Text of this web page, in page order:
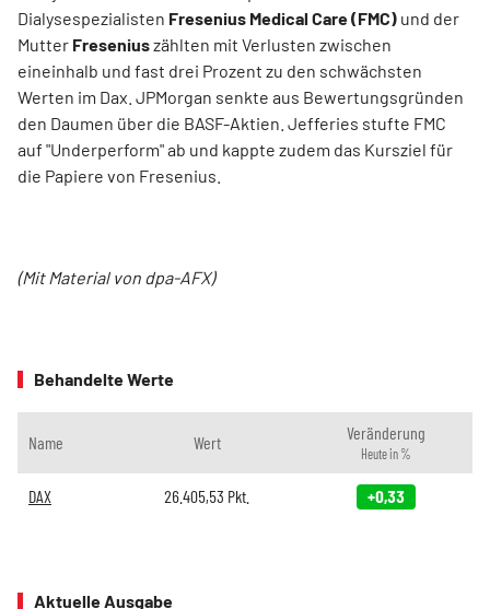
Dialysespezialisten Fresenius Medical Care (FMC) und der
Mutter Freseniuszählten mit Verlusten zwischen
eineinhalb und fast drei Prozent zu den schwächsten
Werten im Dax. JPMorgan senkte aus Bewertungsgründen
den Daumen über die BASF-Aktien. Jefferies stufte FMC
auf "Underperform" ab und kappte zudem das Kursziel für
die Papiere von Fresenius.
(Mit Material von dpa-AFX)
Behandelte Werte
Name Wert Veränderung
Heute in %
DAX 26.405,53 Pkt. +0,33
Aktuelle Ausgabe